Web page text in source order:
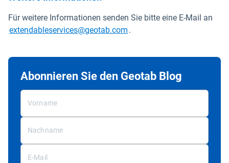
Für weitere Informationen senden Sie bitte eine E-Mail an
extendableservices@geotab.com In neuem Fenster öffnen
.
Abonnieren Sie den Geotab Blog